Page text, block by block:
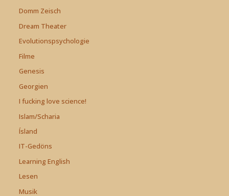
Domm Zeisch
Dream Theater
Evolutionspsychologie
Filme
Genesis
Georgien
I fucking love science!
Islam/Scharia
Ísland
IT-Gedöns
Learning English
Lesen
Musik